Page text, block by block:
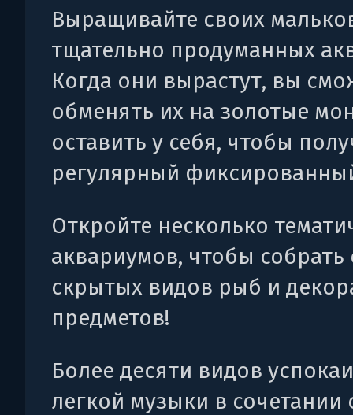
Выращивайте своих
тщательно продуманных
Когда они вырастут, вы
обменять их на золотые
оставить у себя, чтобы
регулярный
Откройте несколько
аквариумов, чтобы собрать
скрытых видов рыб и
предметов!
Более десяти видов
легкой музыки в сочетании